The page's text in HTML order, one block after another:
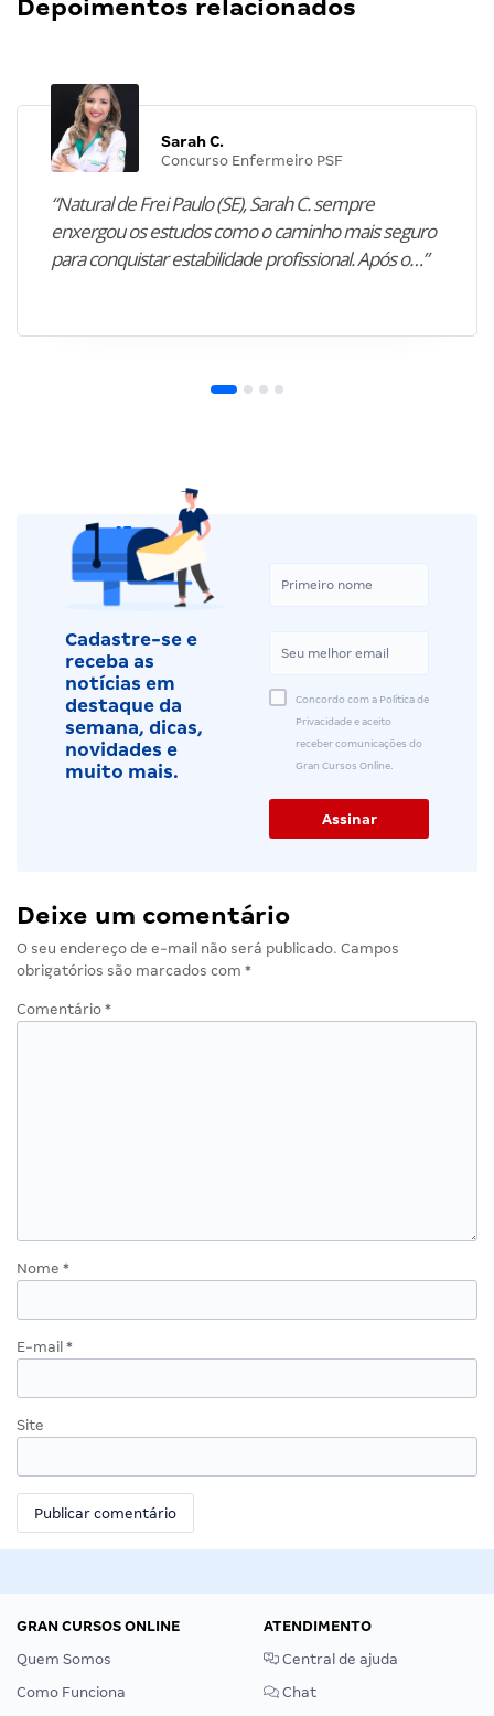
Depoimentos relacionados
Sarah C.
Concurso Enfermeiro PSF
“Natural de Frei Paulo (SE), Sarah C. sempre
enxergou os estudos como o caminho mais seguro
para conquistar estabilidade profissional. Após o…”
Cadastre-se e
receba as
notícias em
destaque da
semana, dicas,
novidades e
muito mais.
Concordo com a Política de
Privacidade e aceito
receber comunicações do
Gran Cursos Online.
Deixe um comentário
O seu endereço de e-mail não será publicado. Campos
obrigatórios são marcados com *
Comentário *
Nome *
E-mail *
Site
GRAN CURSOS ONLINE
Quem Somos
Como Funciona
ATENDIMENTO
Central de ajuda
Chat